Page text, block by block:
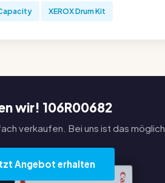
XEROX Drum Kit
wir! 106R00682
verkaufen. Bei uns ist das möglich.
Angebot erhalten